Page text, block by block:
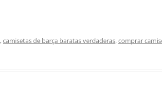
,camisetas de barça baratas verdaderas,comprar